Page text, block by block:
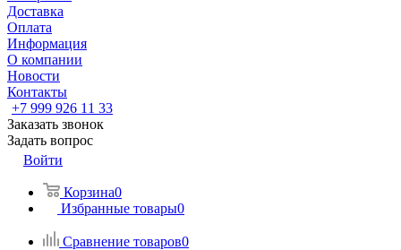
Доставка
Оплата
Информация
О компании
Новости
Контакты
+7 999 926 11 33
Заказать звонок
Задать вопрос
Войти
Корзина0
Избранные товары0
Сравнение товаров0